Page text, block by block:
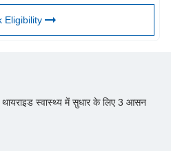
Eligibility
थायराइड स्वास्थ्य में सुधार के लिए 3 आसन